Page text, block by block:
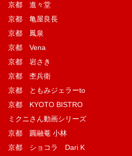
京都 進々堂
京都 亀屋良長
京都 鳳泉
京都 Vena
京都 岩さき
京都 杢兵衛
京都 ともみジェラーto
京都 KYOTO BISTRO
ミクニさん動画シリーズ
京都 圓融菴 小林
京都 ショコラ Dari K